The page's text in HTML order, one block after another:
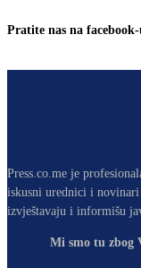
Pratite nas na
Press.co.me je
iskusni urednici i
izvještavaju i informišu
Mi smo tu zbog